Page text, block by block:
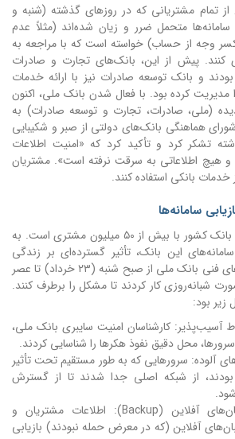
تمام مشتریانی که در روزهای گذشته (شنبه و
سامانه‌ها متحمل ضرر و زیان شده‌اند (مثلاً عدم
وجه از حساب) خواسته است که با مراجعه به
پیش از این، بانک‌های تجارت و صادرات
و بانک توسعه صادرات نیز با ارائه خدمات
کرده بود. با فعال شدن بانک ملی، اکنون
(ملی، صادرات، تجارت و توسعه صادرات) به
هماهنگی بانک‌های دولتی از صبر و شکیبایی
تشکر کرد و تأکید کرد که «امنیت اطلاعات
و هیچ اطلاعاتی به سرقت نرفته است». مشتریان
بانکی استفاده کنند.
سامانه‌ها
بانک ملی ایران بزرگترین بانک کشور با بیش از ۵۰ میلیون مشتری است. به
این بانک، تأثیر گسترده‌ای بر زندگی
روزمره مردم داشت. تیم‌های فنی بانک ملی از صبح شنبه (۲۳ خرداد) تا عصر
به صورت شبانه‌روزی کار کردند تا مشکل را برطرف کنند.
زیر بود:
آسیب‌پذیر: کارشناسان امنیت سایبری بانک ملی،
محل دقیق نفوذ هکرها را شناسایی کردند.
آلوده: سرورهایی که به طور مستقیم تحت تأثیر
بودند، از شبکه اصلی جدا شدند تا از گسترش
بازیابی از پشتیبان‌های آفلاین (Backup): اطلاعات مشتریان و
آفلاین (که در معرض حمله نبودند) بازیابی